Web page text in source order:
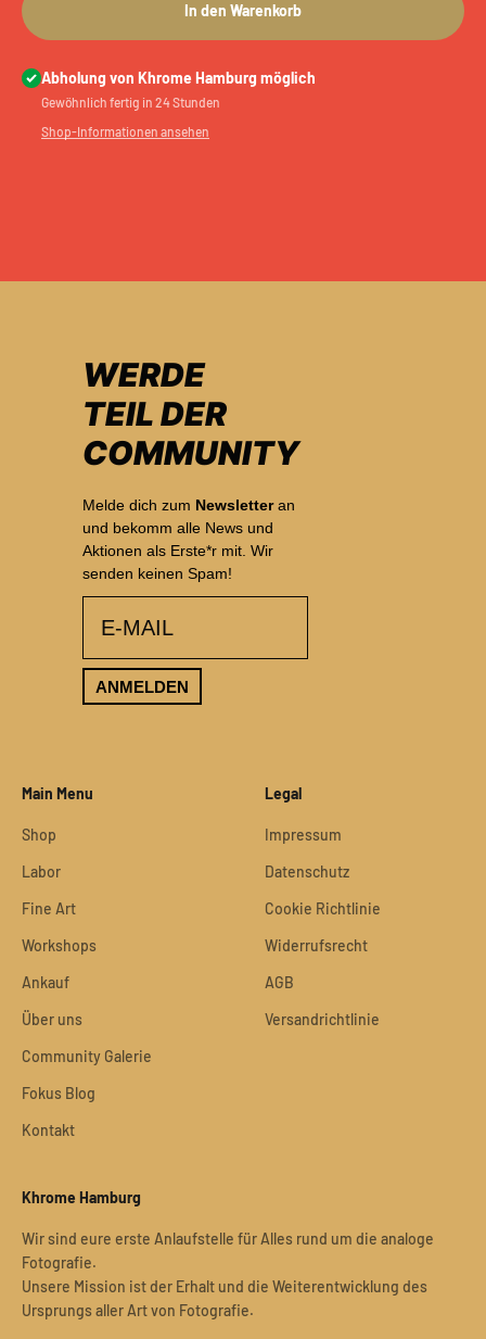
In den Warenkorb
Abholung von Khrome Hamburg möglich
Gewöhnlich fertig in 24 Stunden
Shop-Informationen ansehen
WERDE
TEIL DER
COMMUNITY
Melde dich zum Newsletteran
und bekomm alle News und
Aktionen als Erste*r mit. Wir
senden keinen Spam!
ANMELDEN
Main Menu
Shop
Labor
Fine Art
Workshops
Ankauf
Über uns
Community Galerie
Fokus Blog
Kontakt
Legal
Impressum
Datenschutz
Cookie Richtlinie
Widerrufsrecht
AGB
Versandrichtlinie
Khrome Hamburg
Wir sind eure erste Anlaufstelle für Alles rund um die analoge
Fotografie.
Unsere Mission ist der Erhalt und die Weiterentwicklung des
Ursprungs aller Art von Fotografie.